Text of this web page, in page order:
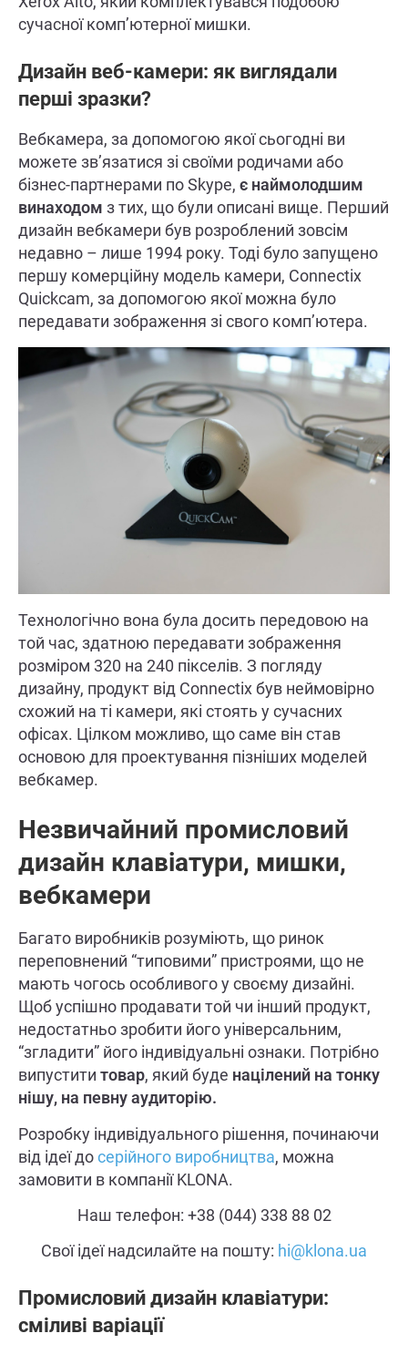
сучасної комп’ютерної мишки.
Дизайн веб-камери: як виглядали
перші зразки?
Вебкамера, за допомогою якої сьогодні ви
можете зв’язатися зі своїми родичами або
бізнес-партнерами по Skype, є наймолодшим
винаходом з тих, що були описані вище. Перший
дизайн вебкамери був розроблений зовсім
недавно – лише 1994 року. Тоді було запущено
першу комерційну модель камери, Connectix
Quickcam, за допомогою якої можна було
передавати зображення зі свого комп’ютера.
Технологічно вона була досить передовою на
той час, здатною передавати зображення
розміром 320 на 240 пікселів. З погляду
дизайну, продукт від Connectix був неймовірно
схожий на ті камери, які стоять у сучасних
офісах. Цілком можливо, що саме він став
основою для проектування пізніших моделей
вебкамер.
Незвичайний промисловий
дизайн клавіатури, мишки,
вебкамери
Багато виробників розуміють, що ринок
переповнений “типовими” пристроями, що не
мають чогось особливого у своєму дизайні.
Щоб успішно продавати той чи інший продукт,
недостатньо зробити його універсальним,
“згладити” його індивідуальні ознаки. Потрібно
випустити товар, який буде націлений на тонку
нішу, на певну аудиторію.
Розробку індивідуального рішення, починаючи
від ідеї досерійного виробництва, можна
замовити в компанії KLONA.
Наш телефон: +38 (044) 338 88 02
Свої ідеї надсилайте на пошту: hi@klona.ua
Промисловий дизайн клавіатури:
сміливі варіації